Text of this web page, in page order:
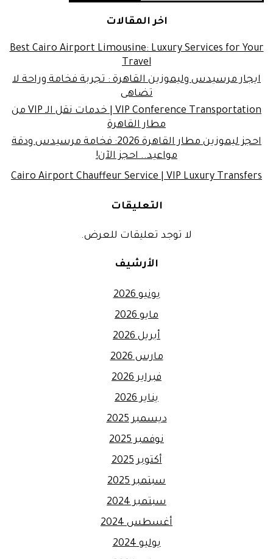
اخر المقالات
Best Cairo Airport Limousine: Luxury Services for Your
Travel
ايجار مرسيدس وليموزين القاهرة : تجربة فخامة وراحة لا
تضاهى
VIP Conference Transportation | خدمات نقل الـ VIP من
مطار القاهرة
احجز ليموزين مطار القاهرة 2026: فخامة مرسيدس ودقة
مواعيد.. احجز الآن!
Cairo Airport Chauffeur Service | VIP Luxury Transfers
التعليقات
لا توجد تعليقات للعرض.
الأرشيف
يونيو 2026
مايو 2026
أبريل 2026
مارس 2026
فبراير 2026
يناير 2026
ديسمبر 2025
نوفمبر 2025
أكتوبر 2025
سبتمبر 2025
سبتمبر 2024
أغسطس 2024
يوليو 2024